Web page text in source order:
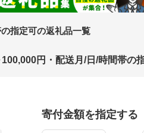
指定可の返礼品一覧
円・配送月/日/時間帯の
寄付金額を指定する